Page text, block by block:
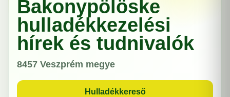
Bakonypölöske
hulladékkezelési
hírek és tudnivalók
8457 Veszprém megye
Hulladékkereső